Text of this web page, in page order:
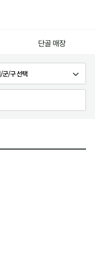
단골 매장